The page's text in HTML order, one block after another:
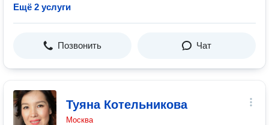
Ещё 2 услуги
Позвонить Чат
Туяна Котельникова
Москва